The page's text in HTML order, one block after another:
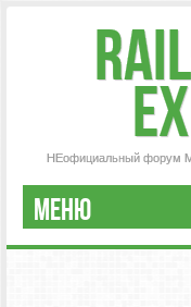
Rail
ex
НЕофициальный форум
МЕНЮ
РЕГИСТРАЦИЯ